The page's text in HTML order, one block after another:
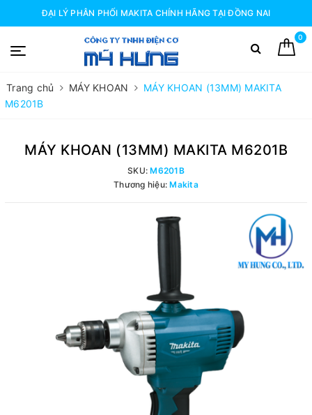
ĐẠI LÝ PHÂN PHỐI MAKITA CHÍNH HÃNG TẠI ĐỒNG NAI
0
Trang chủ MÁY KHOAN
MÁY KHOAN (13MM) MAKITA
M6201B
MÁY KHOAN (13MM) MAKITA M6201B
SKU:M6201B
Thương hiệu:Makita